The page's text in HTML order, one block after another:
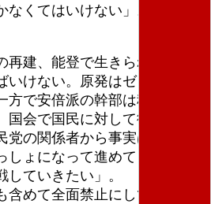
くてはいけない」。
建、能登で生きられる希望
けない。原発はゼロに」。
で安倍派の幹部は秘書がや
会で国民に対して徹底的に
の関係者から事実は全然説
ょになって進めてきた。刷
ていきたい」。
めて全面禁止にしていく。